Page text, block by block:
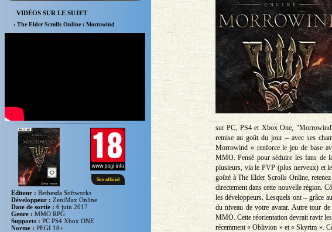
VIDÉOS SUR LE SUJET
› The Elder Scrolls Online : Morrowind
Site officiel
Editeur :Bethesda Softworks
Développeur :ZeniMax Online
Date de sortie :6 juin 2017
Genre :MMO RPG
Supports :PC PS4 Xbox ONE
Norme :PEGI 18+
sur PC, PS4 et Xbox One,
remise au goût du jour – avec ses
Morrowind » renforce le jeu de base
MMO. Pensé pour séduire les fans de
plusieurs, via le PVP (plus nerveux) et
goûté à The Elder Scrolls Online,
directement dans cette nouvelle région.
les développeurs. Lesquels ont – grâce
du niveau de votre avatar. Autre tour
MMO. Cette réorientation devrait ravir
récemment « Oblivion » et « Skyrim ».